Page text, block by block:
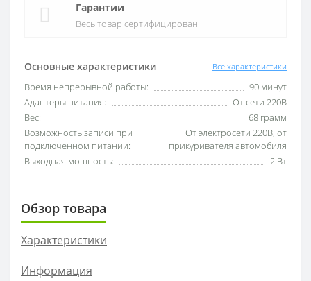
Основные характеристики Все характеристики
Время непрерывной работы:
90 минут
Адаптеры питания:
От сети 220В
Вес:
68 грамм
Возможность записи при
подключенном питании:
От электросети 220В; от
прикуривателя автомобиля
Выходная мощность:
2 Вт
Гарантии
Весь товар сертифицирован
Обзор товара
Характеристики
Информация